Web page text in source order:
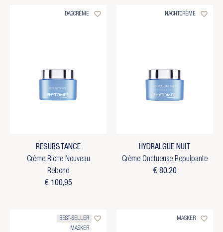
DAGCRÈME favorite_border
RESUBSTANCE
Crème Riche Nouveau
Rebond
€ 100,95
NACHTCRÈME favorite_border
HYDRALGUE NUIT
Crème Onctueuse Repulpante
€ 80,20
BEST-SELLER
MASKER
favorite_border MASKER favorite_border